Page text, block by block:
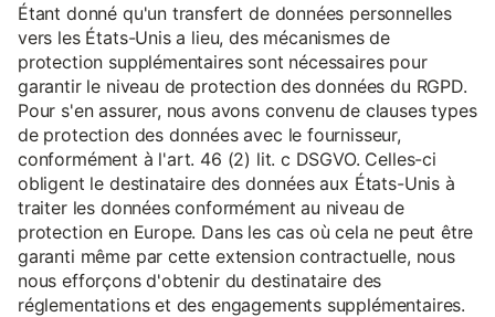
Étant donné qu'un transfert de données personnelles
vers les États-Unis a lieu, des mécanismes de
protection supplémentaires sont nécessaires pour
garantir le niveau de protection des données du RGPD.
Pour s'en assurer, nous avons convenu de clauses types
de protection des données avec le fournisseur,
conformément à l'art. 46 (2) lit. c DSGVO. Celles-ci
obligent le destinataire des données aux États-Unis à
traiter les données conformément au niveau de
protection en Europe. Dans les cas où cela ne peut être
garanti même par cette extension contractuelle, nous
nous efforçons d'obtenir du destinataire des
réglementations et des engagements supplémentaires.